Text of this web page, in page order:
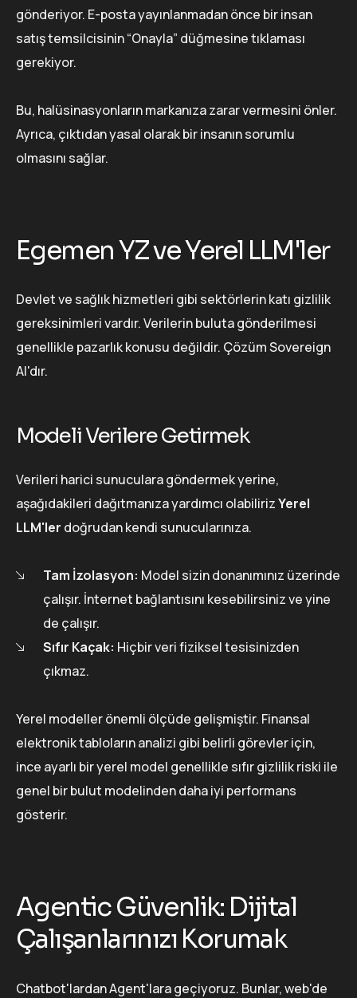
gönderiyor. E-posta yayınlanmadan önce bir insan
satış temsilcisinin “Onayla” düğmesine tıklaması
gerekiyor.
Bu, halüsinasyonların markanıza zarar vermesini önler.
Ayrıca, çıktıdan yasal olarak bir insanın sorumlu
olmasını sağlar.
Egemen YZ ve Yerel LLM'ler
Devlet ve sağlık hizmetleri gibi sektörlerin katı gizlilik
gereksinimleri vardır. Verilerin buluta gönderilmesi
genellikle pazarlık konusu değildir. Çözüm Sovereign
AI'dır.
Modeli Verilere Getirmek
Verileri harici sunuculara göndermek yerine,
aşağıdakileri dağıtmanıza yardımcı olabilirizYerel
LLM'ler doğrudan kendi sunucularınıza.
Tam İzolasyon: Model sizin donanımınız üzerinde
çalışır. İnternet bağlantısını kesebilirsiniz ve yine
de çalışır.
Sıfır Kaçak: Hiçbir veri fiziksel tesisinizden
çıkmaz.
Yerel modeller önemli ölçüde gelişmiştir. Finansal
elektronik tabloların analizi gibi belirli görevler için,
ince ayarlı bir yerel model genellikle sıfır gizlilik riski ile
genel bir bulut modelinden daha iyi performans
gösterir.
Agentic Güvenlik: Dijital
Çalışanlarınızı Korumak
Chatbot'lardan Agent'lara geçiyoruz. Bunlar, web'de